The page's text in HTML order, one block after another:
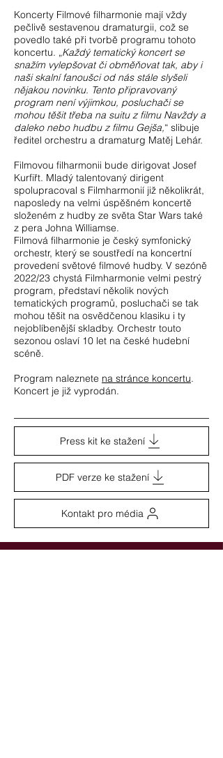
Koncerty Filmové filharmonie mají vždy
pečlivě sestavenou dramaturgii, což se
povedlo také při tvorbě programu tohoto
koncertu. „Každý tematický koncert se
snažím vylepšovat či obměňovat tak, aby i
naši skalní fanoušci od nás stále slyšeli
nějakou novinku. Tento připravovaný
program není výjimkou, posluchači se
mohou těšit třeba na suitu z filmu Navždy a
daleko nebo hudbu z filmu Gejša,“ slibuje
ředitel orchestru a dramaturg Matěj Lehár.
Filmovou filharmonii bude dirigovat Josef
Kurfiřt. Mladý talentovaný dirigent
spolupracoval s Filmharmonií již několikrát,
naposledy na velmi úspěšném koncertě
složeném z hudby ze světa Star Wars také
z pera Johna Williamse.
Filmová filharmonie je český symfonický
orchestr, který se soustředí na koncertní
provedení světové filmové hudby. V sezóně
2022/23 chystá Filmharmonie velmi pestrý
program, představí několik nových
tematických programů, posluchači se tak
mohou těšit na osvědčenou klasiku i ty
nejoblíbenější skladby. Orchestr touto
sezonou oslaví 10 let na české hudební
scéně.
Program naleznete na stránce koncertu.
Koncert je již vyprodán.
Press kit ke stažení
PDF verze ke stažení
Kontakt pro média